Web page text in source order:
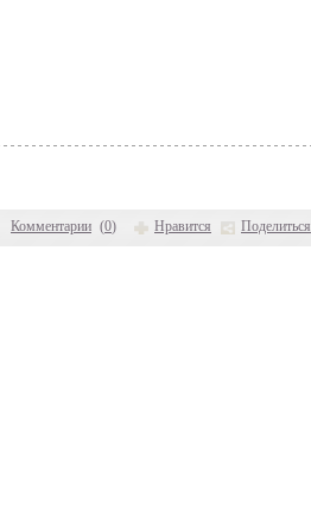
Комментарии (0) Нравится Поделиться